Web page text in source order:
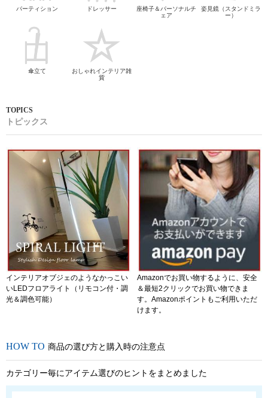
パーティション ドレッサー
座椅子＆パーソナルチ
ェア
姿見鏡（スタンドミラ
ー）
傘立て
おしゃれインテリア雑
貨
トピックス
インテリアオブジェのようなかっこい
いLEDフロアライト（リモコン付・調
光＆調色可能）
Amazonでお買い物するように、安全
＆最短2クリックでお買い物できま
す。Amazonポイントもご利用いただ
けます。
商品の選び方と購入時の注意点
カテゴリー毎にアイテム選びのヒントをまとめました